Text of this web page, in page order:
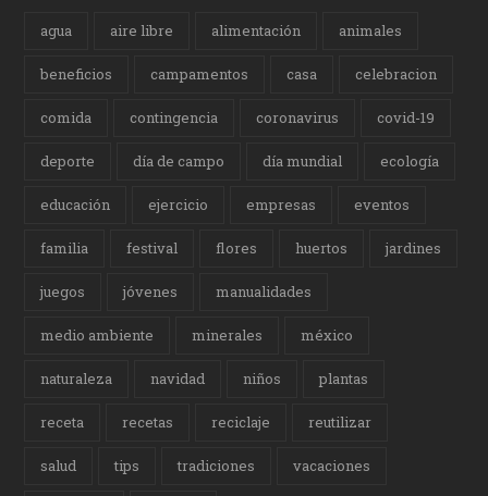
agua aire libre alimentación animales
beneficios campamentos casa celebracion
comida contingencia coronavirus covid-19
deporte día de campo día mundial ecología
educación ejercicio empresas eventos
familia festival flores huertos jardines
juegos jóvenes manualidades
medio ambiente minerales méxico
naturaleza navidad niños plantas
receta recetas reciclaje reutilizar
salud tips tradiciones vacaciones